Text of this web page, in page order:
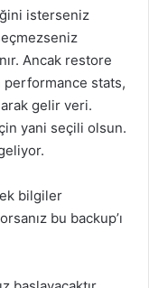
isterseniz
Ancak restore
performance stats,
gelir veri.
yani seçili olsun.
bilgiler
bu backup’ı